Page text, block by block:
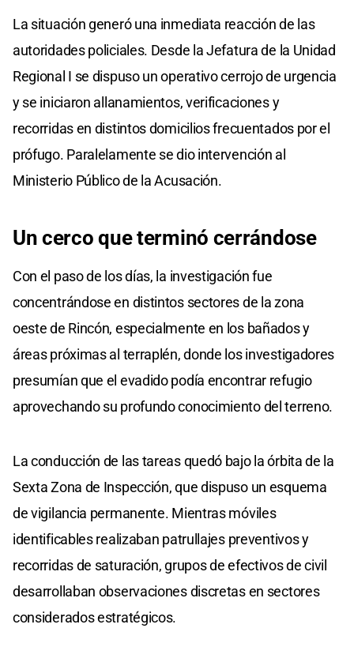
La situación generó una inmediata reacción de las
autoridades policiales. Desde la Jefatura de la Unidad
Regional I se dispuso un operativo cerrojo de urgencia
y se iniciaron allanamientos, verificaciones y
recorridas en distintos domicilios frecuentados por el
prófugo. Paralelamente se dio intervención al
Ministerio Público de la Acusación.
Un cerco que terminó cerrándose
Con el paso de los días, la investigación fue
concentrándose en distintos sectores de la zona
oeste de Rincón, especialmente en los bañados y
áreas próximas al terraplén, donde los investigadores
presumían que el evadido podía encontrar refugio
aprovechando su profundo conocimiento del terreno.
La conducción de las tareas quedó bajo la órbita de la
Sexta Zona de Inspección, que dispuso un esquema
de vigilancia permanente. Mientras móviles
identificables realizaban patrullajes preventivos y
recorridas de saturación, grupos de efectivos de civil
desarrollaban observaciones discretas en sectores
considerados estratégicos.